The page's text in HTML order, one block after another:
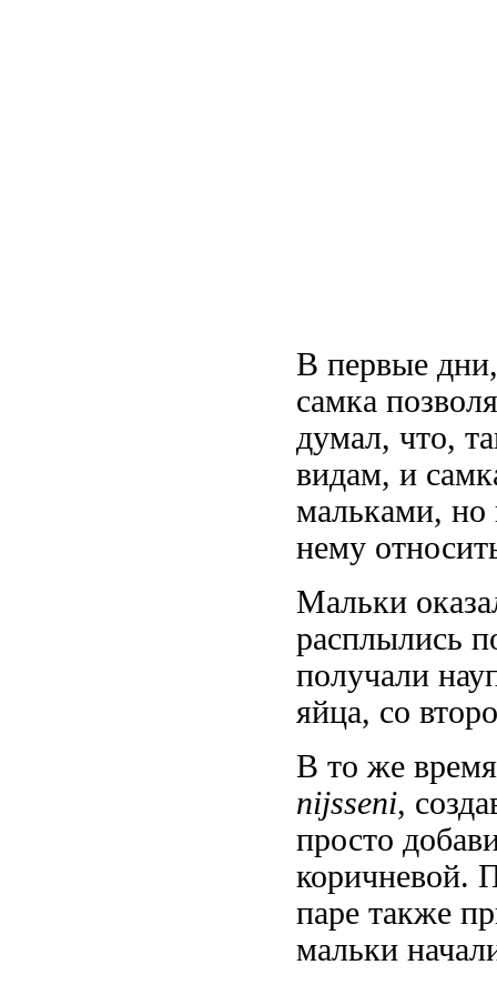
В первые
самка
думал, что,
видам, и
мальками, но
нему
Мальки
расплылись
получали
яйца, со
В то же
nijsseni,
просто
коричневой.
паре также
мальки